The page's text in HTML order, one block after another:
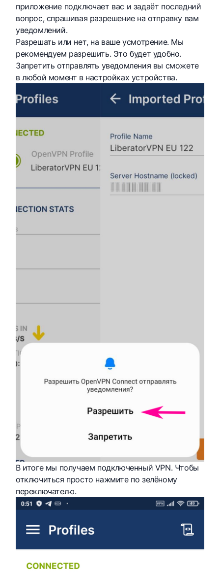
приложение подключает вас и задаёт последний
вопрос, спрашивая разрешение на отправку вам
уведомлений.
Разрешать или нет, на ваше усмотрение. Мы
рекомендуем разрешить. Это будет удобно.
Запретить отправлять уведомления вы сможете
в любой момент в настройках устройства.
В итоге мы получаем подключенный VPN. Чтобы
отключиться просто нажмите по зелёному
переключателю.